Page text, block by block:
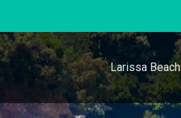
Larissa Beach